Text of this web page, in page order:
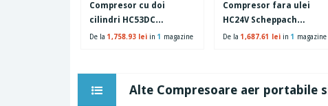
Compresor cu doi
cilindri HC53DC
Scheppach 5906102901,
De la 1,758.93 lei in 1 magazine
Compresor fara ulei
HC24V Scheppach
5906117901, 1500 W, 24 l,
De la 1,687.61 lei in 1 magazine
Alte Compresoare aer portabile